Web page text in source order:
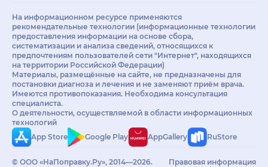
На информационном ресурсе применяются
рекомендательные технологии (информационные технологии
предоставления информации на основе сбора,
систематизации и анализа сведений, относящихся к
предпочтениям пользователей сети "Интернет", находящихся
на территории Российской Федерации)
Материалы, размещённые на сайте, не предназначены для
постановки диагноза и лечения и не заменяют приём врача.
Имеются противопоказания. Необходима консультация
специалиста.
О деятельности, осуществляемой в области информационных
технологий
App Store
Google Play AppGallery RuStore
© ООО «НаПоправку.Ру», 2014—2026.
Правовая информация